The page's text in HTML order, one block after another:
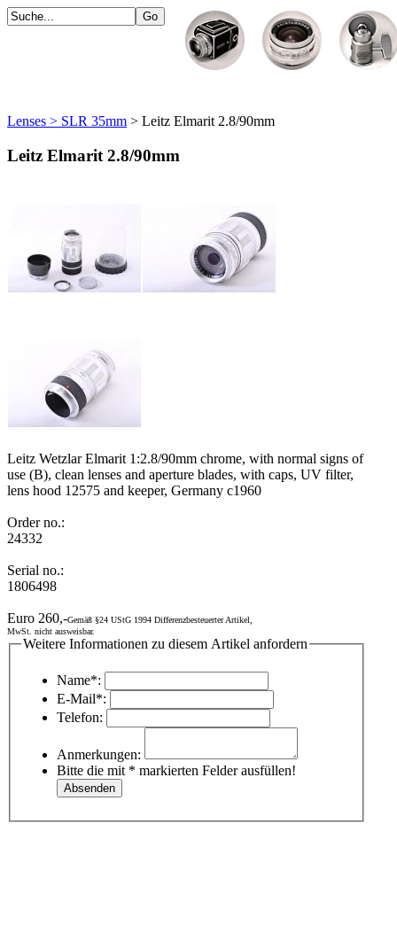
Lenses > SLR 35mm > Leitz Elmarit 2.8/90mm
Leitz Elmarit 2.8/90mm
Leitz Wetzlar Elmarit 1:2.8/90mm chrome, with normal signs of
use (B), clean lenses and aperture blades, with caps, UV filter,
lens hood 12575 and keeper, Germany c1960
Order no.:
24332
Serial no.:
1806498
Euro 260,-Gemäß §24 UStG 1994 Differenzbesteuerter Artikel,
MwSt. nicht ausweisbar.
Weitere Informationen zu diesem Artikel anfordern
Name*:
E-Mail*:
Telefon:
Anmerkungen:
Bitte die mit * markierten Felder ausfüllen!